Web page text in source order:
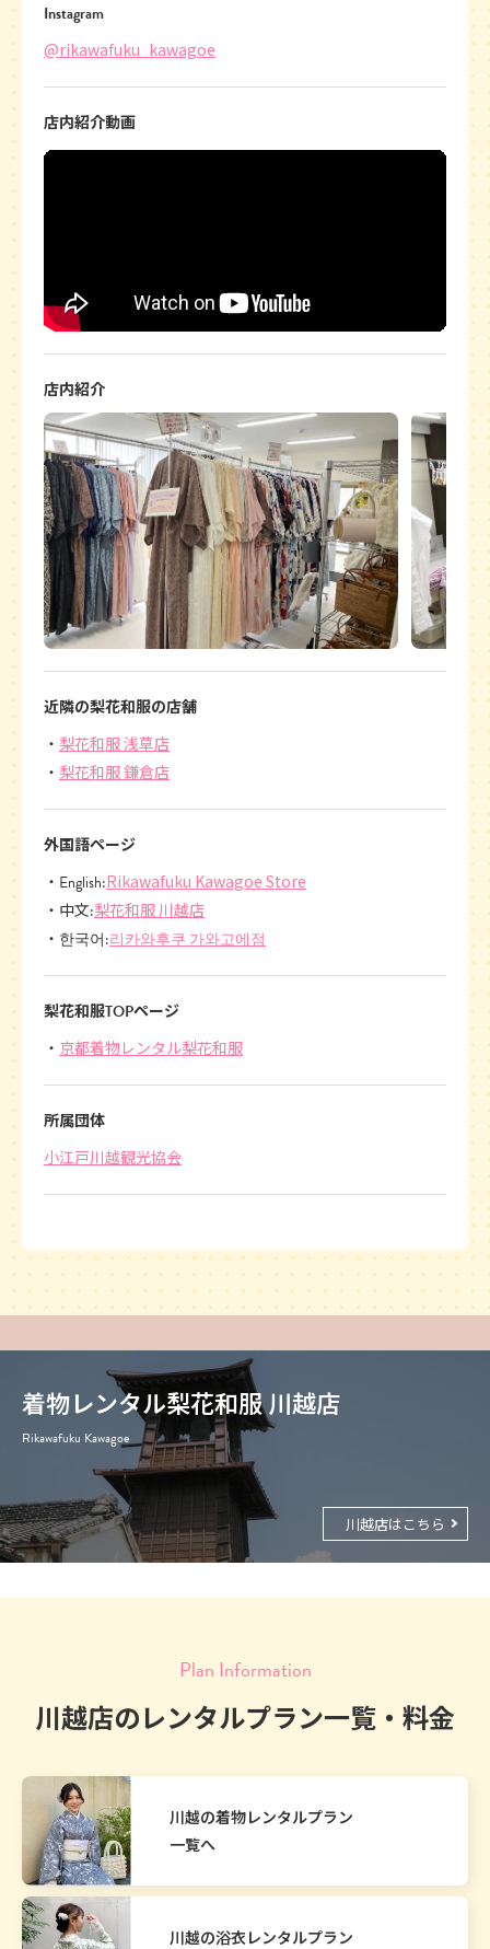
Instagram
@rikawafuku_kawagoe
店内紹介動画
店内紹介
近隣の梨花和服の店舗
梨花和服 浅草店
梨花和服 鎌倉店
外国語ページ
English:Rikawafuku Kawagoe Store
中文:梨花和服 川越店
한국어:리카와후쿠 가와고에점
梨花和服TOPページ
京都着物レンタル梨花和服
所属団体
小江戸川越観光協会
着物レンタル梨花和服 川越店
Rikawafuku Kawagoe
川越店はこちら
Plan Information
川越店のレンタルプラン一覧・料金
川越の着物レンタルプラン
一覧へ
川越の浴衣レンタルプラン